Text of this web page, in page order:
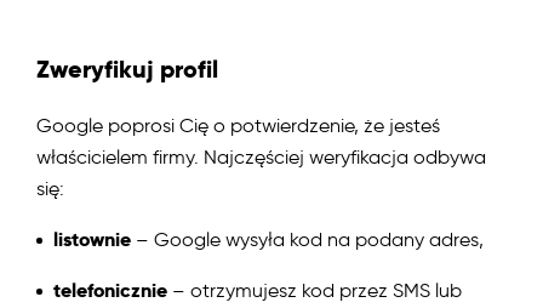
Zweryfikuj profil
Google poprosi Cię o potwierdzenie, że jesteś
właścicielem firmy. Najczęściej weryfikacja odbywa
się:
listownie – Google wysyła kod na podany adres,
telefonicznie – otrzymujesz kod przez SMS lub